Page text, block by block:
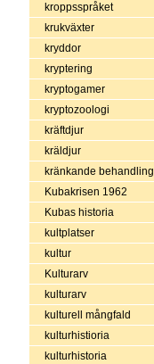
kroppsspråket
krukväxter
kryddor
kryptering
kryptogamer
kryptozoologi
kräftdjur
kräldjur
kränkande behandling
Kubakrisen 1962
Kubas historia
kultplatser
kultur
Kulturarv
kulturarv
kulturell mångfald
kulturhistioria
kulturhistoria